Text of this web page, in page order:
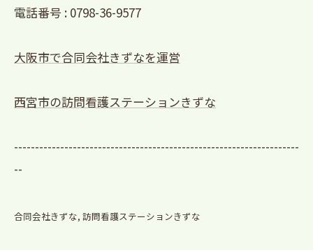
電話番号 : 0798-36-9577
大阪市で合同会社きずなを運営
西宮市の訪問看護ステーションきずな
--------------------------------------------------------------------
--
合同会社きずな 訪問看護ステーションきずな